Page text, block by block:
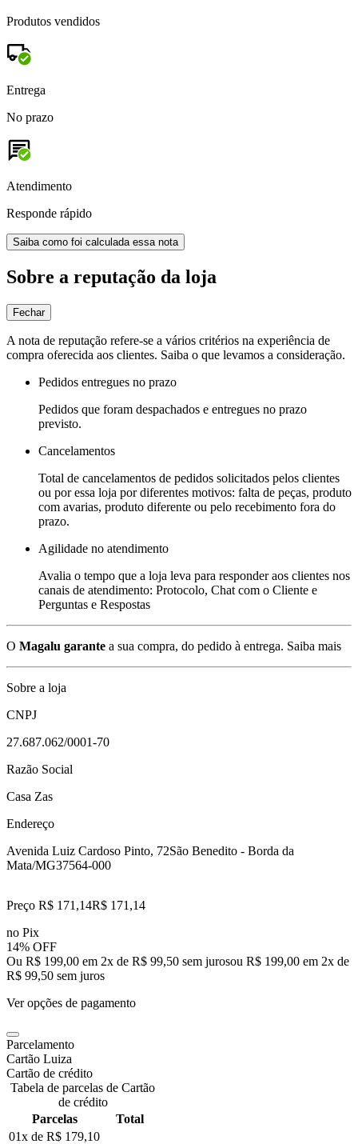
Produtos vendidos
Entrega
No prazo
Atendimento
Responde rápido
Saiba como foi calculada essa nota
Sobre a reputação da loja
Fechar
A nota de reputação refere-se a vários critérios na experiência de
compra oferecida aos clientes. Saiba o que levamos a consideração.
Pedidos entregues no prazo
Pedidos que foram despachados e entregues no prazo
previsto.
Cancelamentos
Total de cancelamentos de pedidos solicitados pelos clientes
ou por essa loja por diferentes motivos: falta de peças, produto
com avarias, produto diferente ou pelo recebimento fora do
prazo.
Agilidade no atendimento
Avalia o tempo que a loja leva para responder aos clientes nos
canais de atendimento: Protocolo, Chat com o Cliente e
Perguntas e Respostas
O Magalu garante a sua compra, do pedido à entrega. Saiba mais
Sobre a loja
CNPJ
27.687.062/0001-70
Razão Social
Casa Zas
Endereço
Avenida Luiz Cardoso Pinto, 72São Benedito - Borda da
Mata/MG37564-000
Preço R$ 171,14R$ 171 ,14
no Pix
14% OFF
Ou R$ 199,00 em 2x de R$ 99,50 sem jurosou R$ 199,00 em 2x de
R$ 99,50 sem juros
Ver opções de pagamento
Parcelamento
Cartão Luiza
Cartão de crédito
Tabela de parcelas de Cartão
de crédito
Parcelas
Total
01x de R$ 179,10